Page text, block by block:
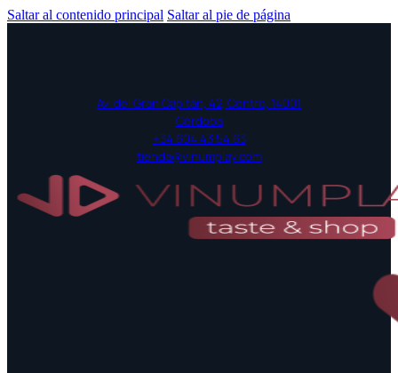
Saltar al contenido principal Saltar al pie de página
Av. del Gran Capitán, 42, Centro, 14001
Córdoba
+34 604 43 54 63
tienda@vinumplay.com